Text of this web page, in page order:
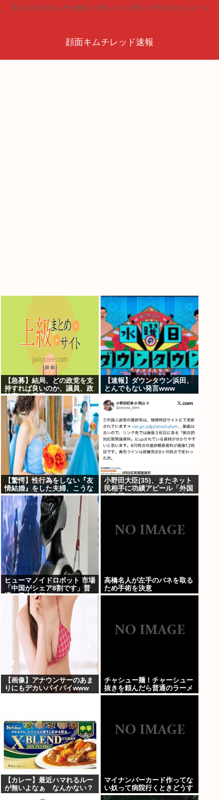
見る人が見ればキムチを頬張った時のように火照りだす5chまとめニュース
顔面キムチレッド速報
【急募】結局、どの政党を支
持すれば良いのか、議員、政
治家は全員悪か
【速報】ダウンタウン浜田、
とんでもない発言www
【驚愕】性行為をしない『友
情結婚』をした夫婦、こうな
る⇒･･･！！！
小野田大臣(35)、またネット
民相手に功績アピール「外国
人政策ちゃんとやってます」
ヒューマノイドロボット 市場
「中国がシェア8割です」普
通の日本人怒りのフェイクニ
ュース認定へ…
高橋名人が左手のバネを取る
ため手術を決意
【画像】アナウンサーのあま
りにもデカいパイパイwww
チャシュー麺！チャーシュー
抜きを頼んだら普通のラーメ
ンが出てきたんだが、これっ
【カレー】最近ハマれるルー
が無いよなぁ なんかない？
マイナンバーカード作ってな
い奴って病院行くときどうす
んの